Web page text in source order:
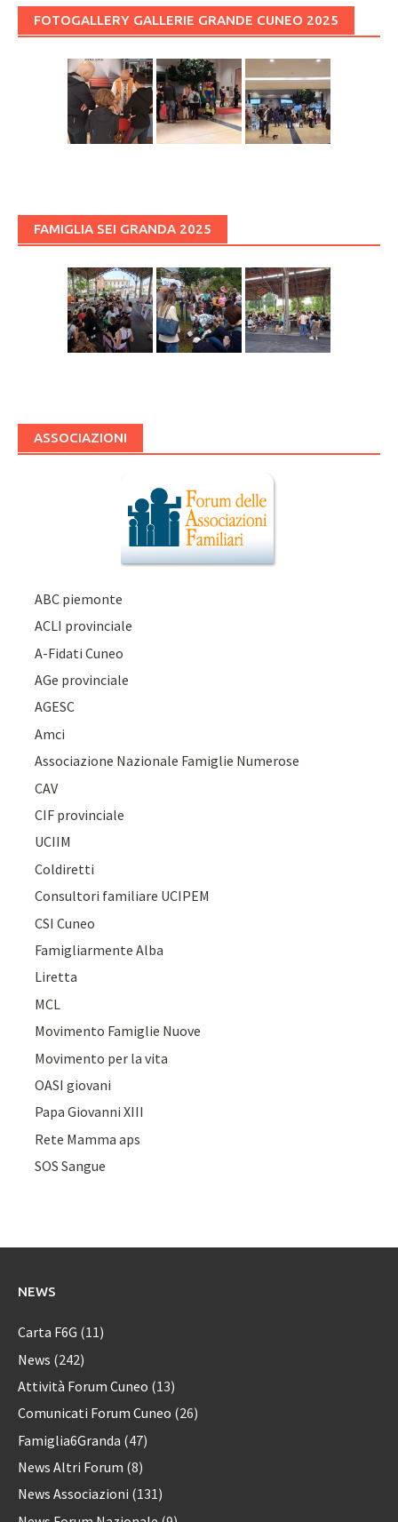
FOTOGALLERY GALLERIE GRANDE CUNEO 2025
FAMIGLIA SEI GRANDA 2025
ASSOCIAZIONI
ABC piemonte
ACLI provinciale
A-Fidati Cuneo
AGe provinciale
AGESC
Amci
Associazione Nazionale Famiglie Numerose
CAV
CIF provinciale
UCIIM
Coldiretti
Consultori familiare UCIPEM
CSI Cuneo
Famigliarmente Alba
Liretta
MCL
Movimento Famiglie Nuove
Movimento per la vita
OASI giovani
Papa Giovanni XIII
Rete Mamma aps
SOS Sangue
NEWS
Carta F6G (11)
News (242)
Attività Forum Cuneo (13)
Comunicati Forum Cuneo (26)
Famiglia6Granda (47)
News Altri Forum (8)
News Associazioni (131)